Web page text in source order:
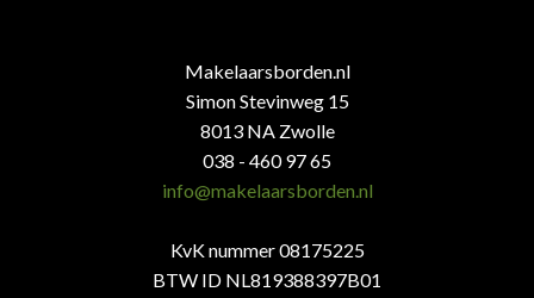
Makelaarsborden.nl
Simon Stevinweg 15
8013 NA Zwolle
038 - 460 97 65
info@makelaarsborden.nl
KvK nummer 08175225
BTW ID NL819388397B01